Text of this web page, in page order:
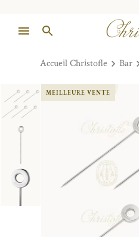
Accueil Christofle Bar
MEILLEURE VENTE